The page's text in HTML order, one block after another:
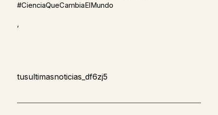
#CienciaQueCambiaElMundo
,
tusultimasnoticias_df6zj5